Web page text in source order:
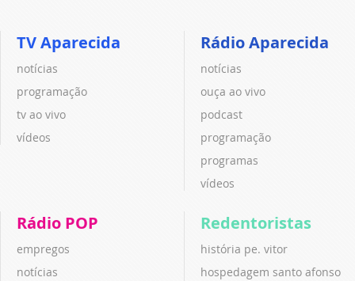
TV Aparecida
notícias
programação
tv ao vivo
vídeos
Rádio Aparecida
notícias
ouça ao vivo
podcast
programação
programas
vídeos
Rádio POP
empregos
notícias
Redentoristas
história pe. vitor
hospedagem santo afonso